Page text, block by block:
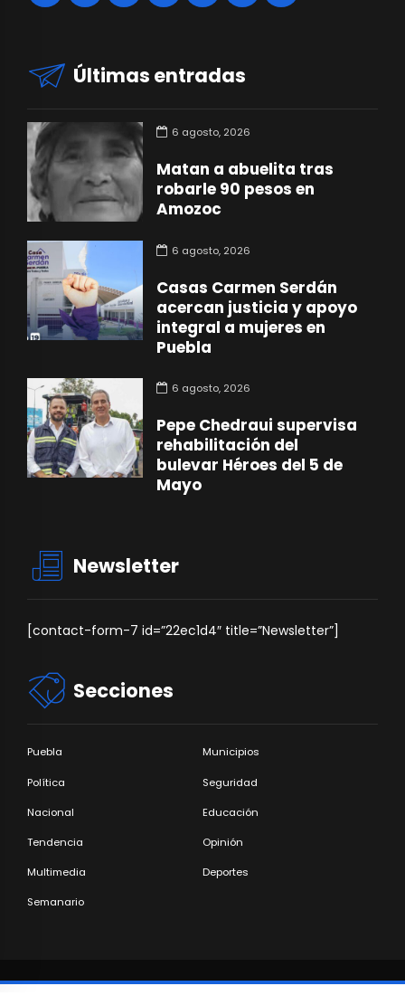
Últimas entradas
6 agosto, 2026
Matan a abuelita tras
robarle 90 pesos en
Amozoc
6 agosto, 2026
Casas Carmen Serdán
acercan justicia y apoyo
integral a mujeres en
Puebla
6 agosto, 2026
Pepe Chedraui supervisa
rehabilitación del
bulevar Héroes del 5 de
Mayo
Newsletter
[contact-form-7 id=”22ec1d4″ title=”Newsletter”]
Secciones
Puebla Municipios
Política Seguridad
Nacional Educación
Tendencia Opinión
Multimedia Deportes
Semanario